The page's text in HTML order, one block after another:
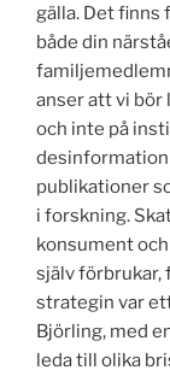
gälla. Det finns
både din
anser att vi bör
och inte på
desinformation
publikationer
i forskning.
konsument
själv förbrukar,
strategin var
Björling, med
leda till olika